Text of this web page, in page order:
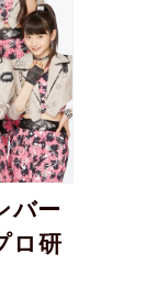
バー
ロ研